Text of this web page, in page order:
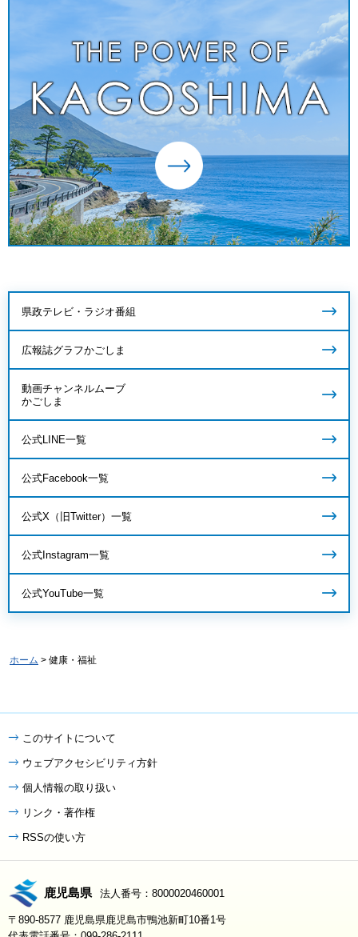
県政テレビ・ラジオ番組
広報誌グラフかごしま
動画チャンネルムーブ
かごしま
公式LINE一覧
公式Facebook一覧
公式X（旧Twitter）一覧
公式Instagram一覧
公式YouTube一覧
ホーム > 健康・福祉
このサイトについて
ウェブアクセシビリティ方針
個人情報の取り扱い
リンク・著作権
RSSの使い方
鹿児島県 法人番号：8000020460001
〒890-8577 鹿児島県鹿児島市鴨池新町10番1号